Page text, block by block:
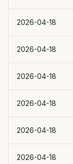
2026-04-18
2026-04-18
2026-04-18
2026-04-18
2026-04-18
2026-04-18